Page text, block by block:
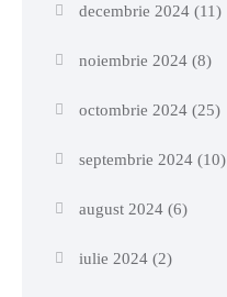
decembrie 2024(11)
noiembrie 2024(8)
octombrie 2024(25)
septembrie 2024(10)
august 2024(6)
iulie 2024(2)